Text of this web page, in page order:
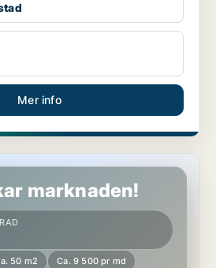
Mer info
marknaden!
50 m2 Ca. 9 500 pr md